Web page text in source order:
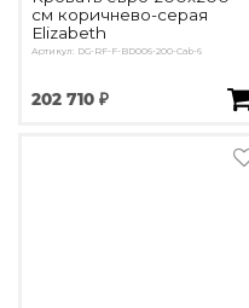
см коричнево-серая
Elizabeth
Артикул: DG-RF-F-BD006-200-Cab-6
202 710 ₽